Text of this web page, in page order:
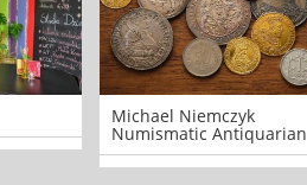
Michael Niemczyk
Numismatic Antiquarian